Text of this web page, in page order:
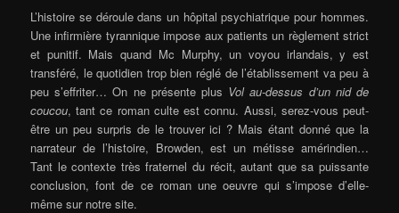
L’histoire se déroule dans un hôpital psychiatrique pour hommes.
Une infirmière tyrannique impose aux patients un règlement strict
et punitif. Mais quand Mc Murphy, un voyou irlandais, y est
transféré, le quotidien trop bien réglé de l’établissement va peu à
peu s’effriter… On ne présente plus Vol au-dessus d’un nid de
coucou, tant ce roman culte est connu. Aussi, serez-vous peut-
être un peu surpris de le trouver ici ? Mais étant donné que la
narrateur de l’histoire, Browden, est un métisse amérindien…
Tant le contexte très fraternel du récit, autant que sa puissante
conclusion, font de ce roman une oeuvre qui s’impose d’elle-
même sur notre site.